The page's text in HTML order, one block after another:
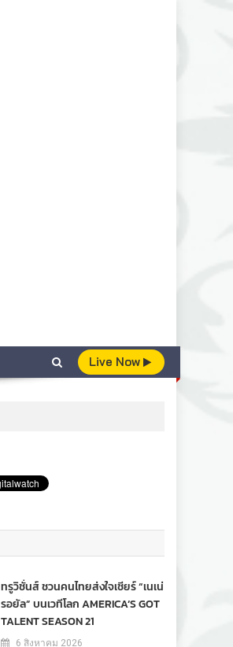
Live Now
ทรูวิชั่นส์ ชวนคนไทยส่งใจเชียร์ “เนเน่
รอยัล” บนเวทีโลก AMERICA’S GOT
TALENT SEASON 21
6 สิงหาคม 2026